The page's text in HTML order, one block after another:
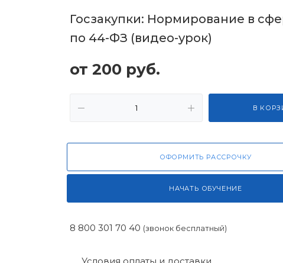
Госзакупки: Нормирование в
по 44-ФЗ (видео-урок)
от 200 руб.
В
ОФОРМИТЬ РАССРОЧКУ
НАЧАТЬ ОБУЧЕНИЕ
8 800 301 70 40 (звонок бесплатный)
Условия оплаты и доставки